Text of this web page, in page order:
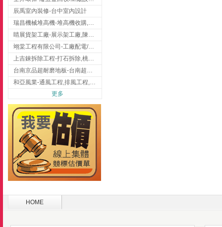
辰禹室內裝修-台中室內設計
瑞昌機械堆高機-堆高機收購,新北市堆高機,桃園堆高機
睛展貨架工廠-展示架工廠,陳列架,台中展示架工廠
翊棠工程有限公司-工廠配電/高雄消防機電公司
上吉錸拆除工程-打石拆除,桃園打石拆除,桃園拆除工程
台南京品超耐磨地板-台南超耐磨地板
和亞風業-通風工程,排風工程,彰化通風工程,彰化排風工程
更多
HOME